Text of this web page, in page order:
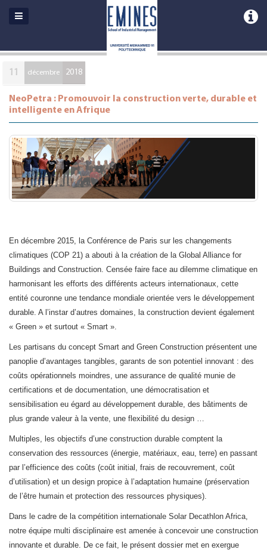
11 décembre 2018
NeoPetra : Promouvoir la construction verte, durable et
intelligente en Afrique
En décembre 2015, la Conférence de Paris sur les changements
climatiques (COP 21) a abouti à la création de la Global Alliance for
Buildings and Construction. Censée faire face au dilemme climatique en
harmonisant les efforts des différents acteurs internationaux, cette
entité couronne une tendance mondiale orientée vers le développement
durable. A l’instar d’autres domaines, la construction devient également
« Green » et surtout « Smart ».
Les partisans du concept Smart and Green Construction présentent une
panoplie d’avantages tangibles, garants de son potentiel innovant : des
coûts opérationnels moindres, une assurance de qualité munie de
certifications et de documentation, une démocratisation et
sensibilisation eu égard au développement durable, des bâtiments de
plus grande valeur à la vente, une flexibilité du design …
Multiples, les objectifs d’une construction durable comptent la
conservation des ressources (énergie, matériaux, eau, terre) en passant
par l’efficience des coûts (coût initial, frais de recouvrement, coût
d’utilisation) et un design propice à l’adaptation humaine (préservation
de l’être humain et protection des ressources physiques).
Dans le cadre de la compétition internationale Solar Decathlon Africa,
notre équipe multi disciplinaire est amenée à concevoir une construction
innovante et durable. De ce fait, le présent dossier met en exergue